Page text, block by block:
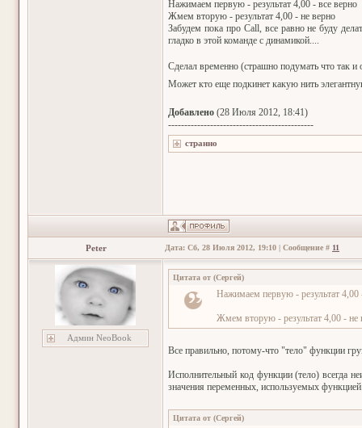
Нажимаем первую - результат 4,00 - все верно
Жмем вторую - результат 4,00 - не верно
Забудем пока про Call, все равно не буду
гладко в этой команде с динамикой....
Сделал временно (страшно подумать что так и
Может кто еще подкинет какую нить
Добавлено (28 Июля 2012, 18:41)
---------------------------------------------
Peter Дата: Сб, 28 Июля 2012, 19:10 | Сообщение # 11
Админ NeoBook
Цитата от (Сергей)
Нажимаем первую - результат 4,00
Жмем вторую - результат 4,00 - не
Все правильно, потому-что "тело" функции
Исполнительный код функции (тело) всегда
значения переменных, используемых
Цитата от (Сергей)